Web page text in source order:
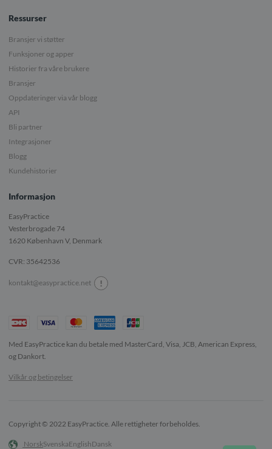
Ressurser
Bransjer vi støtter
Funksjoner og apper
Historier fra våre brukere
Bransjer
Oppdateringer via vår blogg
API
Bli partner
Integrasjoner
Blogg
Kundehistorier
Informasjon
EasyPractice
Vesterbrogade 74
1620 København V, Denmark
CVR: 35642536
kontakt@easypractice.net !
Med EasyPractice kan du betale med MasterCard, Visa, JCB, American Express,
og Dankort.
Vilkår og betingelser
Copyright © 2022 EasyPractice. Alle rettigheter forbeholdes.
NorskSvenskaEnglishDansk